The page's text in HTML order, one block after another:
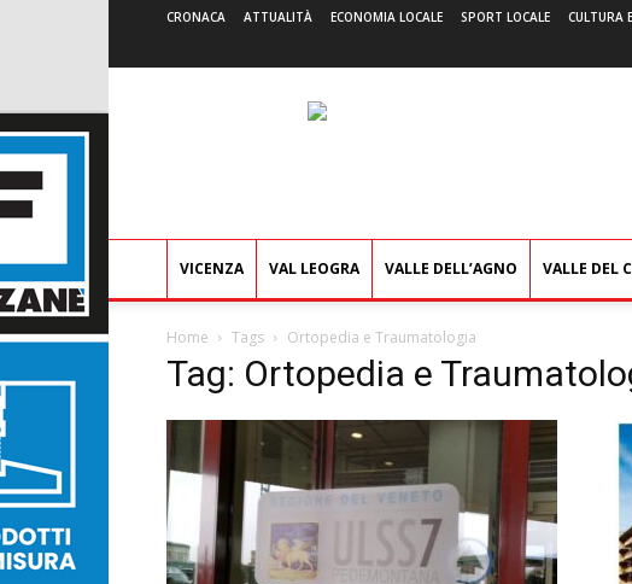
CRONACA ATTUALITÀ ECONOMIA LOCALE SPORT LOCALE CULTURA
VICENZA VAL LEOGRA VALLE DELL’AGNO VALLE DEL
Home Tags Ortopedia e Traumatologia
Tag: Ortopedia e